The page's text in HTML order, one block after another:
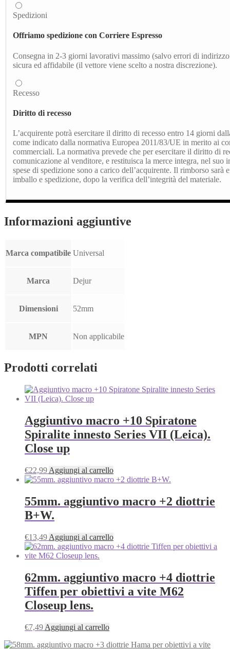
Spedizioni
Offriamo spedizione con Corriere Espresso
Consegna in 2-3 giorni lavorativi massimo (salvo errori di indirizzo
sicura ed affidabile (il vettore viene scelto a nostra discrezione).
Recesso
Diritto di recesso
L’acquirente potrà esercitare il diritto di recesso entro 14 giorni
come indicato dalla normativa Europea 2011/83/UE in merito ai
commerciali. La normativa prevede che per esercitare il diritto di
comunicazione al venditore, e restituisca la merce integra, nel suo
spese di spedizione sono a carico dell’acquirente. Il rimborso sarà
imballo e spedizione, dopo la verifica dell’integrità del materiale.
Informazioni aggiuntive
Marca compatibile Universal
Marca Dejur
Dimensioni 52mm
MPN Non applicabile
Prodotti correlati
Aggiuntivo macro +10 Spiratone
Spiralite innesto Series VII (Leica).
Close up
€22,99 Aggiungi al carrello
55mm. aggiuntivo macro +2 diottrie
B+W.
€13,49 Aggiungi al carrello
62mm. aggiuntivo macro +4 diottrie
Tiffen per obiettivi a vite M62
Closeup lens.
€7,49 Aggiungi al carrello